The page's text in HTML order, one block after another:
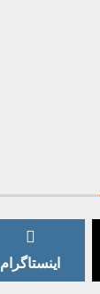
اینستاگرام